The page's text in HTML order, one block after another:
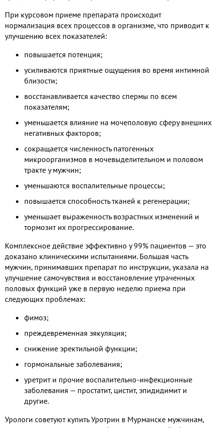
При курсовом приеме препарата происходит
нормализация всех процессов в организме, что приводит к
улучшению всех показателей:
повышается потенция;
усиливаются приятные ощущения во время интимной
близости;
восстанавливается качество спермы по всем
показателям;
уменьшается влияние на мочеполовую сферу внешних
негативных факторов;
сокращается численность патогенных
микроорганизмов в мочевыделительном и половом
тракте у мужчин;
уменьшаются воспалительные процессы;
повышается способность тканей к регенерации;
уменьшает выраженность возрастных изменений и
тормозит их прогрессирование.
Комплексное действие эффективно у 99% пациентов — это
доказано клиническими испытаниями. Большая часть
мужчин, принимавших препарат по инструкции, указала на
улучшение самочувствия и восстановление утраченных
половых функций уже в первую неделю приема при
следующих проблемах:
фимоз;
преждевременная эякуляция;
снижение эректильной функции;
гормональные заболевания;
уретрит и прочие воспалительно-инфекционные
заболевания — простатит, цистит, эпидидимит и
другие.
Урологи советуют купить Уротрин в Мурманске мужчинам,